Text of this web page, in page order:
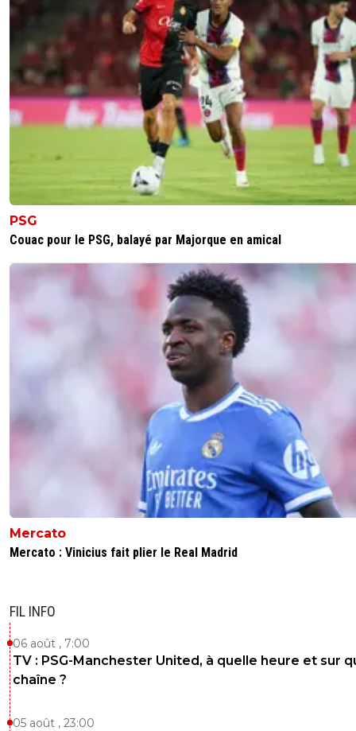
PSG
Couac pour le PSG, balayé par Majorque en amical
Mercato
Mercato : Vinicius fait plier le Real Madrid
FIL INFO
06 août , 7:00
TV : PSG-Manchester United, à quelle heure et sur
chaîne ?
05 août , 23:00